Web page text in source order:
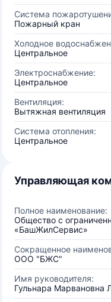
Система
Пожарный кран
Холодное
Центральное
Электроснабжение:
Центральное
Вентиляция:
Вытяжная вентиляция
Система отопления:
Центральное
Управляющая
Полное наименование:
Общество с
«БашЖилСервис»
Сокращенное
ООО "БЖС"
Имя руководителя:
Гульнара Марвановна